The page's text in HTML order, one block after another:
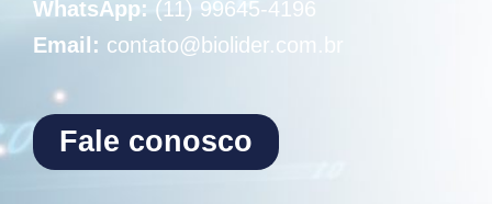
WhatsApp: (11) 99645-4196
Email: contato@biolider.com.br
Fale conosco